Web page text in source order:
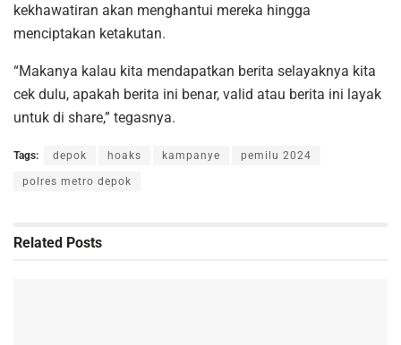
kekhawatiran akan menghantui mereka hingga
menciptakan ketakutan.
“Makanya kalau kita mendapatkan berita selayaknya kita
cek dulu, apakah berita ini benar, valid atau berita ini layak
untuk di share,” tegasnya.
Tags: depok hoaks kampanye pemilu 2024
polres metro depok
Related Posts